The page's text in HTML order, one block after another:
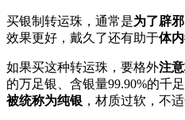
买银制转运珠，通常是为了辟邪
效果更好，戴久了还有助于体
如果买这种转运珠，要格外注意
的万足银、含银量99.90%的千
被统称为纯银 ，材质过软，不适